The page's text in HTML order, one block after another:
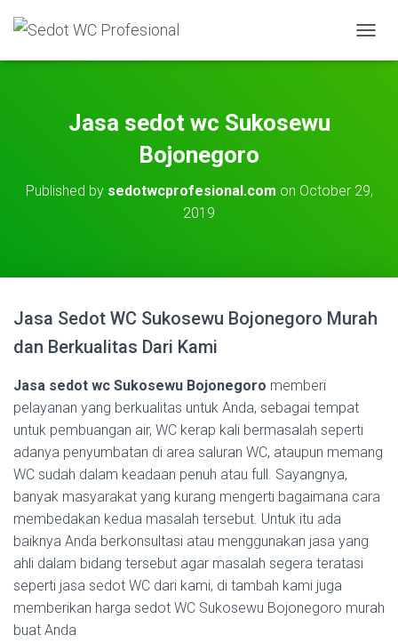
O
I
O
Jasa sedot wc Sukosewu
Bojonegoro
Published by sedotwcprofesional.com on October 29,
2019
Jasa Sedot WC Sukosewu Bojonegoro Murah
dan Berkualitas Dari Kami
Jasa sedot wc Sukosewu Bojonegoro memberi
pelayanan yang berkualitas untuk Anda, sebagai tempat
untuk pembuangan air, WC kerap kali bermasalah seperti
adanya penyumbatan di area saluran WC, ataupun memang
WC sudah dalam keadaan penuh atau full. Sayangnya,
banyak masyarakat yang kurang mengerti bagaimana cara
membedakan kedua masalah tersebut. Untuk itu ada
baiknya Anda berkonsultasi atau menggunakan jasa yang
ahli dalam bidang tersebut agar masalah segera teratasi
seperti jasa sedot WC dari kami, di tambah kami juga
memberikan harga sedot WC Sukosewu Bojonegoro murah
buat Anda